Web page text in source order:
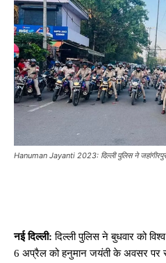
Hanuman Jayanti 2023: दिल्ली पुलिस ने
नई दिल्ली: दिल्ली पुलिस ने बुधवार को
6 अप्रैल को हनुमान जयंती के अवसर पर